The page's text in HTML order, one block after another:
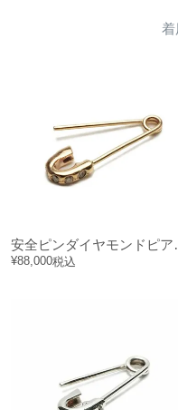
着
安全ピン
¥88,000税込